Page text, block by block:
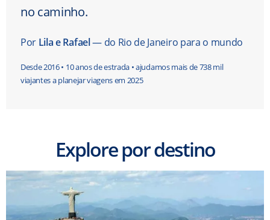
no caminho.
Por Lila e Rafael— do Rio de Janeiro para o mundo
Desde 2016 • 10 anos de estrada • ajudamos mais de 738 mil
viajantes a planejar viagens em 2025
Explore por destino